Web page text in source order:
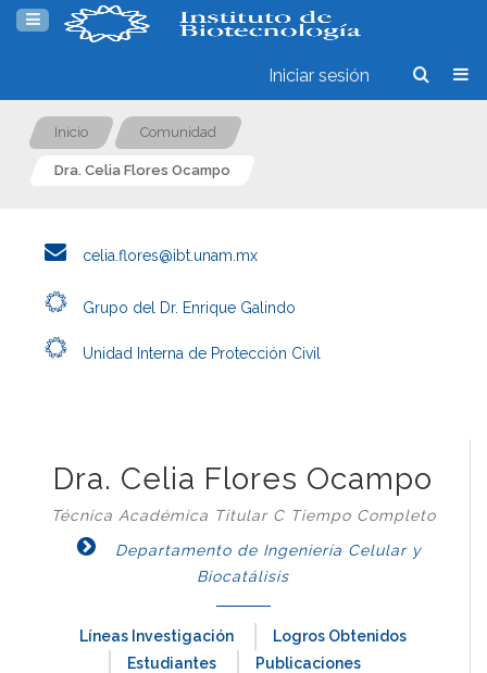
Iniciar sesión
Inicio Comunidad
Dra. Celia Flores Ocampo
celia.flores@ibt.unam.mx
Grupo del Dr. Enrique Galindo
Unidad Interna de Protección Civil
Dra. Celia Flores Ocampo
Técnica Académica Titular C Tiempo Completo
Departamento de Ingeniería Celular y
Biocatálisis
Líneas Investigación
Logros Obtenidos
Estudiantes
Publicaciones